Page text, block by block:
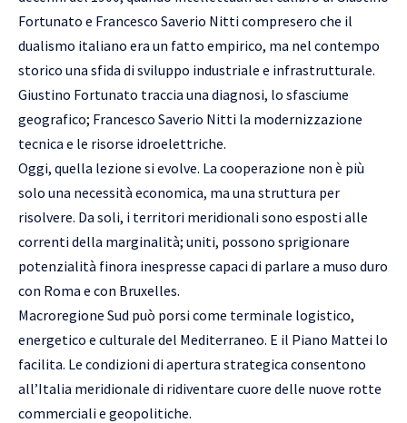
Fortunato e Francesco Saverio Nitti compresero che il
dualismo italiano era un fatto empirico, ma nel contempo
storico una sfida di sviluppo industriale e infrastrutturale.
Giustino Fortunato traccia una diagnosi, lo sfasciume
geografico; Francesco Saverio Nitti la modernizzazione
tecnica e le risorse idroelettriche.
Oggi, quella lezione si evolve. La cooperazione non è più
solo una necessità economica, ma una struttura per
risolvere. Da soli, i territori meridionali sono esposti alle
correnti della marginalità; uniti, possono sprigionare
potenzialità finora inespresse capaci di parlare a muso duro
con Roma e con Bruxelles.
Macroregione Sud può porsi come terminale logistico,
energetico e culturale del Mediterraneo. E il Piano Mattei lo
facilita. Le condizioni di apertura strategica consentono
all’Italia meridionale di ridiventare cuore delle nuove rotte
commerciali e geopolitiche.